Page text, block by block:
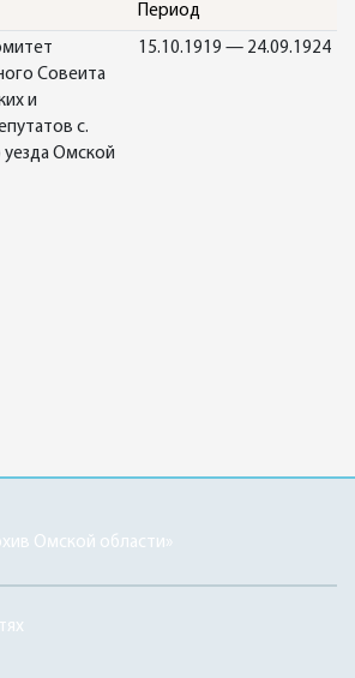
Период
Совеита
и
с.
уезда Омской
15.10.1919 — 24.09.1924
Омской области»